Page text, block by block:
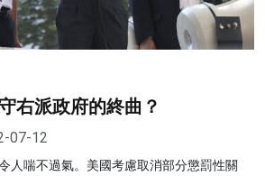
右派政府的終曲？
07-12
人喘不過氣。美國考慮取消部分懲罰性關